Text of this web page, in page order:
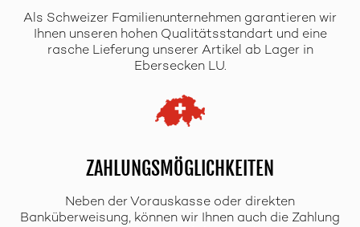
Als Schweizer Familienunternehmen garantieren wir
Ihnen unseren hohen Qualitätsstandart und eine
rasche Lieferung unserer Artikel ab Lager in
Ebersecken LU.
ZAHLUNGSMÖGLICHKEITEN
Neben der Vorauskasse oder direkten
Banküberweisung, können wir Ihnen auch die Zahlung